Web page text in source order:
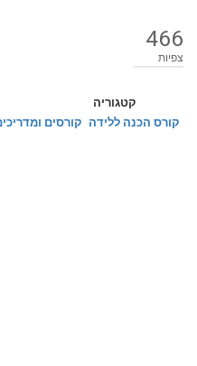
466
צפיות
קטגוריה
קורס הכנה ללידה
קורסים